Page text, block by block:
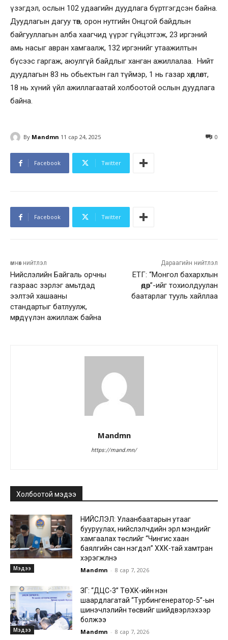
үзэгдэл, ослын 102 удаагийн дуудлага бүртгэгдсэн байна.
Дуудлагын дагуу төв, орон нутгийн Онцгой байдлын
байгууллагын алба хаагчид үүрэг гүйцэтгэж, 23 иргэний
амь насыг авран хамгаалж, 132 иргэнийг утаажилтын
бүсээс гаргаж, аюулгүй байдлыг ханган ажиллалаа. Нийт
дуудлагын 83 нь обьектын гал түймэр, 1 нь газар хөдлөлт,
18 нь хүний үйл ажиллагаатай холбоотой ослын дуудлага
байна.
By Mandmn 11 сар 24, 2025 0
Facebook Twitter
Facebook Twitter
өмнөх нийтлэл
Нийслэлийн Байгаль орчны
газраас зэрлэг амьтдад
ээлтэй хашааны
стандартыг батлуулж,
мөрдүүлэн ажиллаж байна
Дараагийн нийтлэл
ЕТГ: “Монгол бахархлын
өдөр”-ийг тохиолдуулан
баатарлаг тууль хайллаа
Mandmn
https://mand.mn/
Холбоотой мэдээ
Мэдээ
НИЙСЛЭЛ: Улаанбаатарын утааг
бууруулах, нийслэлчүүдийн эрүүл мэндийг
хамгаалах төслийг “Чингис хаан
баялгийн сан нэгдэл” ХХК-тай хамтран
хэрэгжүүлнэ
Mandmn - 8 сар 7, 2026
Мэдээ
ЗГ: “ДЦС-3” ТӨХК-ийн нэн
шаардлагатай “Турбингенератор-5”-ын
шинэчлэлийн төсвийг шийдвэрлэхээр
болжээ
Mandmn - 8 сар 7, 2026